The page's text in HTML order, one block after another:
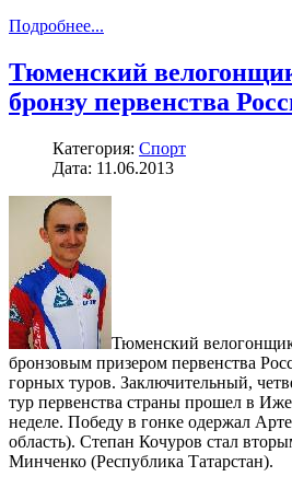
Подробнее...
Тюменский
бронзу первенства
Категория: Спорт
Дата: 11.06.2013
Тюменский
бронзовым призером первенства
горных туров. Заключительный,
тур первенства страны прошел в
неделе. Победу в гонке одержал
область). Степан Кочуров стал
Минченко (Республика Татарстан).